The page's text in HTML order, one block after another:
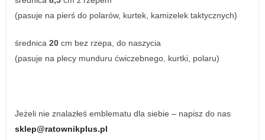
(pasuje na pierś do polarów, kurtek, kamizelek taktycznych)
średnica 20 cm bez rzepa, do naszycia
(pasuje na plecy munduru ćwiczebnego, kurtki, polaru)
Jeżeli nie znalazłeś emblematu dla siebie – napisz do nas
sklep@ratownikplus.pl